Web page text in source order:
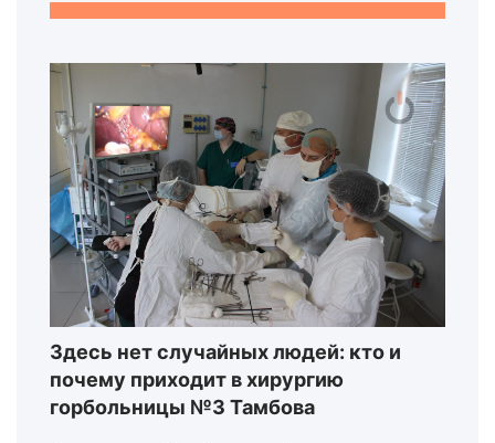
Здесь нет случайных людей: кто и
почему приходит в хирургию
горбольницы №3 Тамбова